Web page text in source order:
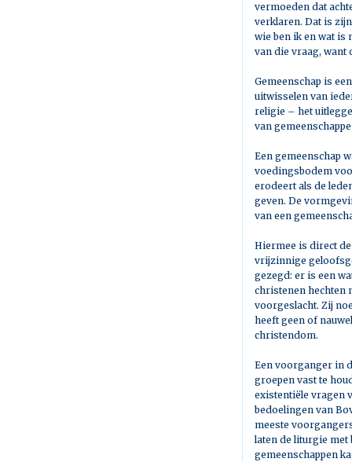
vermoeden dat
verklaren. Dat is
wie ben ik en wat is
van die vraag, want
Gemeenschap is
uitwisselen van
religie – het
van
Een gemeenschap
voedingsbodem
erodeert als de
geven. De
van een
Hiermee is direct
vrijzinnige
gezegd: er is een
christenen hechten
voorgeslacht. Zij
heeft geen of
christendom.
Een voorganger in
groepen vast te
existentiële vragen
bedoelingen van
meeste
laten de liturgie met
gemeenschappen